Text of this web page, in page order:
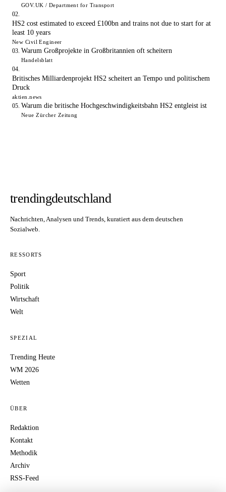
GOV.UK / Department for Transport
HS2 cost estimated to exceed £100bn and trains not due to start for at
least 10 years
New Civil Engineer
Warum Großprojekte in Großbritannien oft scheitern
Handelsblatt
Britisches Milliardenprojekt HS2 scheitert an Tempo und politischem
Druck
aktien.news
Warum die britische Hochgeschwindigkeitsbahn HS2 entgleist ist
Neue Zürcher Zeitung
trendingdeutschland
Nachrichten, Analysen und Trends, kuratiert aus dem deutschen
Sozialweb.
RESSORTS
Sport
Politik
Wirtschaft
Welt
SPEZIAL
Trending Heute
WM 2026
Wetten
ÜBER
Redaktion
Kontakt
Methodik
Archiv
RSS-Feed